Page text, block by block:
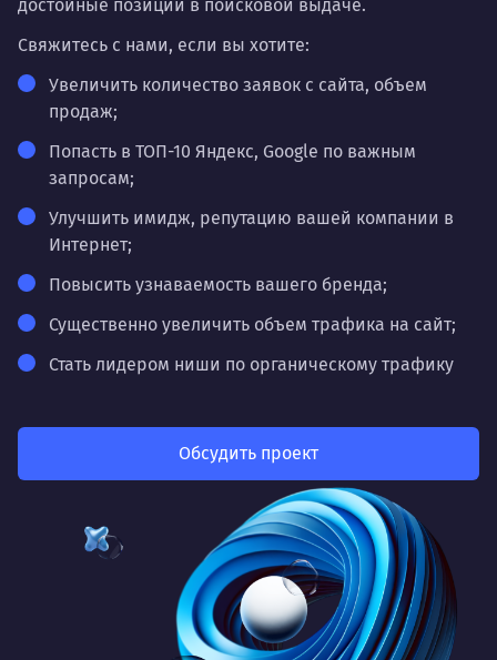
достойные позиции в поисковой выдаче.
Свяжитесь с нами, если вы хотите:
Увеличить количество заявок с сайта, объем
продаж;
Попасть в ТОП-10 Яндекс, Google по важным
запросам;
Улучшить имидж, репутацию вашей компании в
Интернет;
Повысить узнаваемость вашего бренда;
Существенно увеличить объем трафика на сайт;
Стать лидером ниши по органическому трафику
Обсудить проект